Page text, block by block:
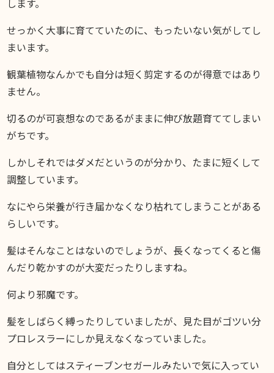
せっかく大事に育てていたのに、もったいない気がしてし
まいます。
観葉植物なんかでも自分は短く剪定するのが得意ではあり
ません。
切るのが可哀想なのであるがままに伸び放題育ててしまい
がちです。
しかしそれではダメだというのが分かり、たまに短くして
調整しています。
なにやら栄養が行き届かなくなり枯れてしまうことがある
らしいです。
髪はそんなことはないのでしょうが、長くなってくると傷
んだり乾かすのが大変だったりしますね。
何より邪魔です。
髪をしばらく縛ったりしていましたが、見た目がゴツい分
プロレスラーにしか見えなくなっていました。
自分としてはスティーブンセガールみたいで気に入ってい